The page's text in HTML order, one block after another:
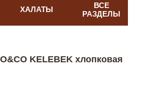
ХАЛАТЫ
ВСЕ
РАЗДЕЛЫ
KELEBEK хлопковая